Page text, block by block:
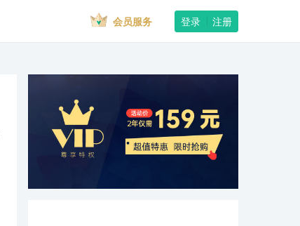
会员服务 登录 注册